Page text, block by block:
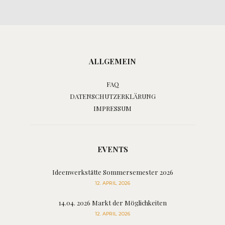
ALLGEMEIN
FAQ
DATENSCHUTZERKLÄRUNG
IMPRESSUM
EVENTS
Ideenwerkstätte Sommersemester 2026
12. APRIL 2026
14.04. 2026 Markt der Möglichkeiten
12. APRIL 2026